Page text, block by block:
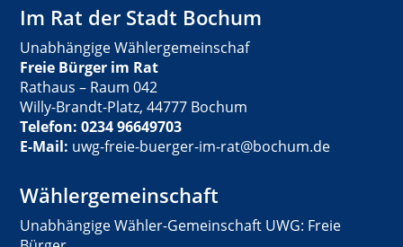
Im Rat der Stadt Bochum
Unabhängige Wählergemeinschaf
Freie Bürger im Rat
Rathaus – Raum 042
Willy-Brandt-Platz, 44777 Bochum
Telefon: 0234 96649703
E-Mail: uwg-freie-buerger-im-rat@bochum.de
Wählergemeinschaft
Unabhängige Wähler-Gemeinschaft UWG: Freie